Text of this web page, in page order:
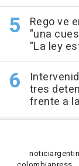
Rego ve
"una
"La ley
tres
frente a
notici